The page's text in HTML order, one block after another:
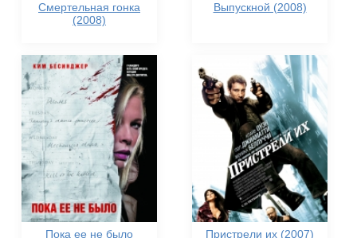
Смертельная гонка
(2008)
Выпускной (2008)
Пока ее не было
Пристрели их (2007)